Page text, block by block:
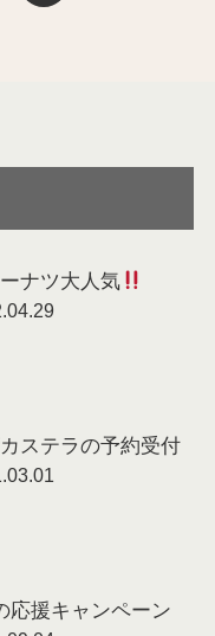
ナツ大人気
ステラの予約受付
応援キャンペーン